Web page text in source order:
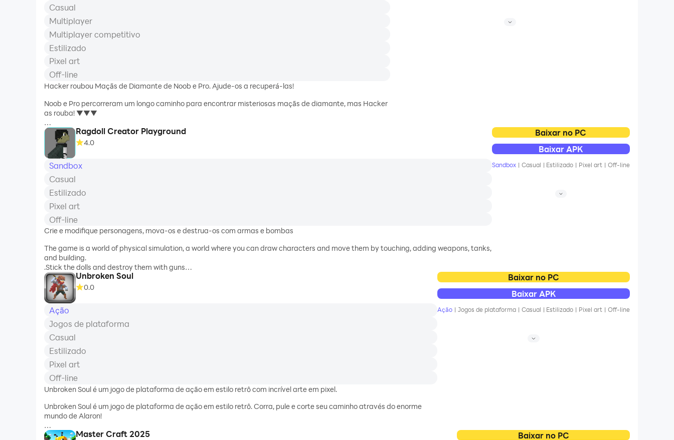
Casual
Multiplayer
Multiplayer competitivo
Estilizado
Pixel art
Off-line
Hacker roubou Maçãs de Diamante de Noob e Pro. Ajude-os a recuperá-las!
Noob e Pro percorreram um longo caminho para encontrar misteriosas maçãs de diamante, mas Hacker
as rouba! ▼▼▼
Você tem que recuperá-los! Mas como? Pergunte a Deus sobre isso! Ajude-o e ele o ajudará!
▼ Modo de história - jogador único
▼ Modo PvP para 2 jogadores em um dispositivo - jogue com amigos
▼ Muitos gêneros em um jogo
▼ História interessante com Noob no papel principal
▼ Humor e piadas engraçadas
▼ Lute contra zumbis, dirija o carro, mate o chefe e destrua o Hacker!
Ragdoll Creator Playground
4.0
Sandbox
Casual
Estilizado
Pixel art
Off-line
Crie e modifique personagens, mova-os e destrua-os com armas e bombas
The game is a world of physical simulation, a world where you can draw characters and move them by touching, adding weapons, tanks,
and building.
.Stick the dolls and destroy them with guns
.punch and break bones. Various weapons
.You can choose as you like
.Draw and move the characters
Baixar no PC
Baixar APK
Sandbox | Casual | Estilizado | Pixel art | Off-line
Unbroken Soul
0.0
Ação
Jogos de plataforma
Casual
Estilizado
Pixel art
Off-line
Unbroken Soul é um jogo de plataforma de ação em estilo retrô com incrível arte em pixel.
Unbroken Soul é um jogo de plataforma de ação em estilo retrô. Corra, pule e corte seu caminho através do enorme
mundo de Alaron!
Baixar no PC
Baixar APK
Ação | Jogos de plataforma | Casual | Estilizado | Pixel art | Off-line
Master Craft 2025
Baixar no PC